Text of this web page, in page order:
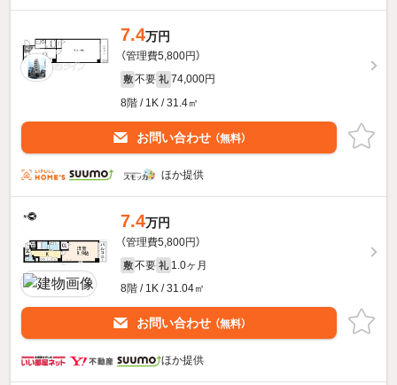
7.4万円
（管理費5,800円）
敷 不要 礼 74,000円
8階 / 1K / 31.4㎡
お問い合わせ （無料）
ほか提供
7.4万円
（管理費5,800円）
敷 不要 礼 1.0ヶ月
8階 / 1K / 31.04㎡
お問い合わせ （無料）
ほか提供